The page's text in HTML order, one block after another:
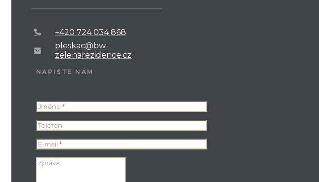
+420 724 034 868
pleskac@bw-
zelenarezidence.cz
NAPIŠTE NÁM